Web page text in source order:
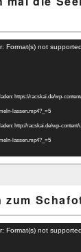
Format(s) not
https://racskai.de/wp-
lassen.mp4?_=5
http://racskai.de/wp-
lassen.mp4?_=5
zum
Format(s) not